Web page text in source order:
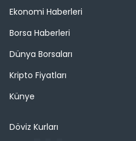
Ekonomi Haberleri
Borsa Haberleri
Dünya Borsaları
Kripto Fiyatları
Künye
Döviz Kurları